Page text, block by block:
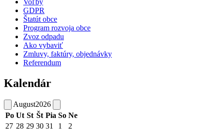
Voľby
GDPR
Štatút obce
Program rozvoja obce
Zvoz odpadu
Ako vybaviť
Zmluvy, faktúry, objednávky
Referendum
Kalendár
August2026
Po Ut St Št Pia So Ne
27 28 29 30 31 1
2